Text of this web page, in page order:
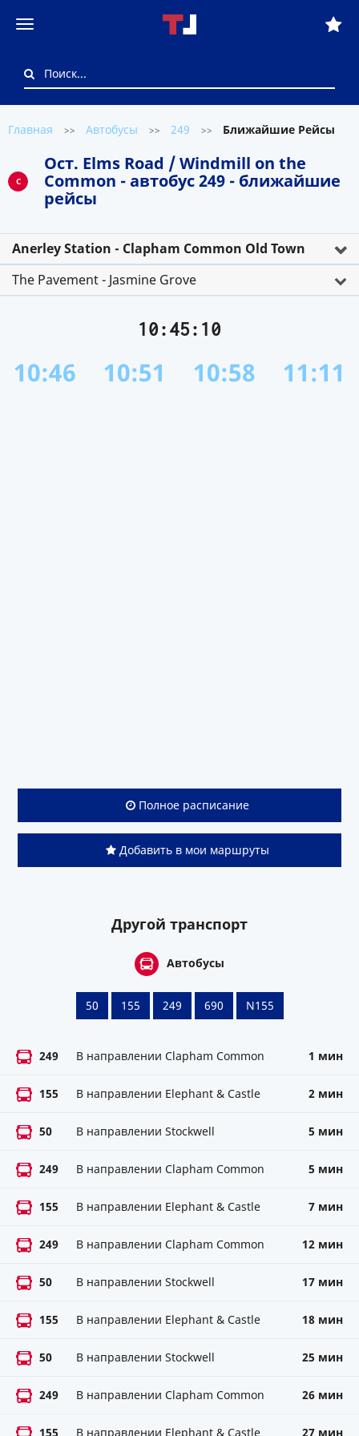
Главная >> Автобусы >> 249 >> Ближайшие Рейсы
C
Ост. Elms Road / Windmill on the
Common - автобус 249 - ближайшие
рейсы
Anerley Station - Clapham Common Old Town
The Pavement - Jasmine Grove
10:45:10
10:46 10:51 10:58 11:11
Полное расписание
Добавить в мои маршруты
Другой транспорт
Автобусы
50 155 249 690 N155
249 В направлении Clapham Common 1 мин
155 В направлении Elephant & Castle 2 мин
50 В направлении Stockwell 5 мин
249 В направлении Clapham Common 5 мин
155 В направлении Elephant & Castle 7 мин
249 В направлении Clapham Common 12 мин
50 В направлении Stockwell 17 мин
155 В направлении Elephant & Castle 18 мин
50 В направлении Stockwell 25 мин
249 В направлении Clapham Common 26 мин
155 В направлении Elephant & Castle 27 мин